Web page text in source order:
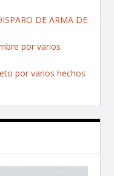
DE ARMA DE
por varios
por varios hechos